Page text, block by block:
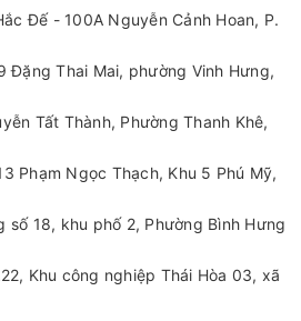
cấp thiết về thông gió mà còn
nền tảng an toàn vững chắc cho
gió công nghiệp chống cháy nổ
ích lâu dài về cả mặt kinh tế lẫn xã
đó khẳng định cam kết của họ đối
của người lao động cũng như
Đế - 100A Nguyễn Cảnh Hoan, P.
Đặng Thai Mai, phường Vinh Hưng,
Tất Thành, Phường Thanh Khê,
Phạm Ngọc Thạch, Khu 5 Phú Mỹ,
18, khu phố 2, Phường Bình Hưng
Khu công nghiệp Thái Hòa 03, xã